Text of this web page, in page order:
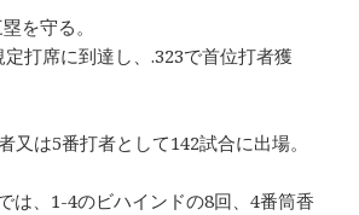
を守る。
打席に到達し、.323で首位打者獲
又は5番打者として142試合に出場。
は、1-4のビハインドの8回、4番筒香